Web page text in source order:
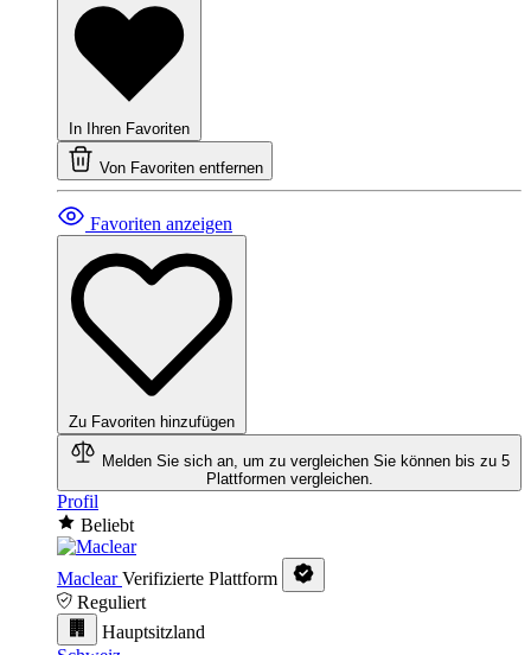
In Ihren Favoriten
Von Favoriten entfernen
Favoriten anzeigen
Zu Favoriten hinzufügen
Melden Sie sich an, um zu vergleichen Sie können bis zu 5
Plattformen vergleichen.
Profil
Beliebt
Maclear Verifizierte Plattform
Reguliert
Hauptsitzland